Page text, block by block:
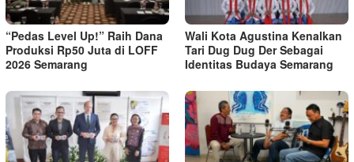
“Pedas Level Up!” Raih Dana
Produksi Rp50 Juta di LOFF
2026 Semarang
Wali Kota Agustina Kenalkan
Tari Dug Dug Der Sebagai
Identitas Budaya Semarang